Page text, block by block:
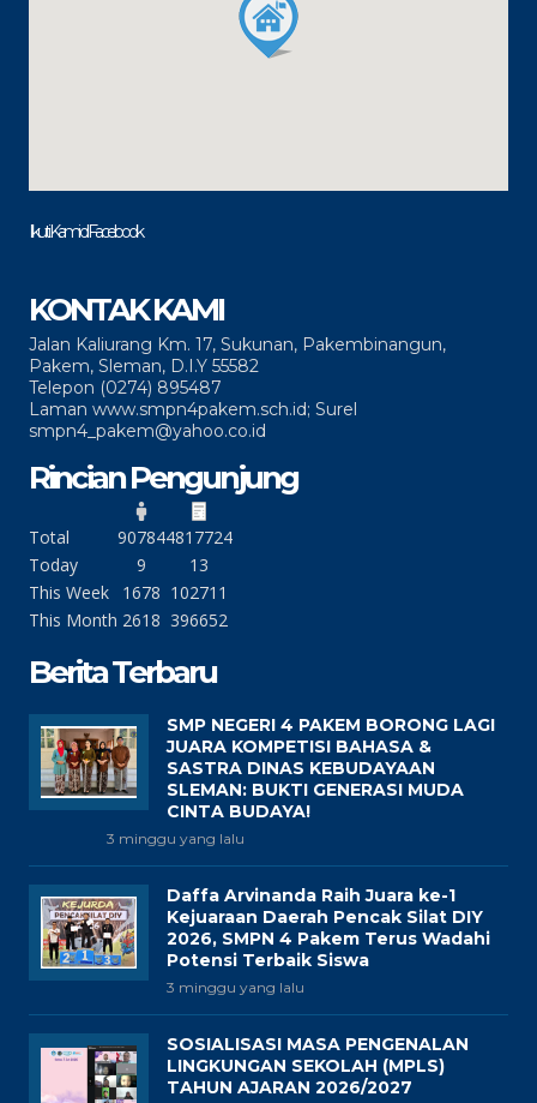
Ikuti Kami di Facebook
KONTAK KAMI
Jalan Kaliurang Km. 17, Sukunan, Pakembinangun,
Pakem, Sleman, D.I.Y 55582
Telepon (0274) 895487
Laman www.smpn4pakem.sch.id; Surel
smpn4_pakem@yahoo.co.id
Rincian Pengunjung
Total 907844817724
Today
9
13
This Week
1678 102711
This Month 2618 396652
Berita Terbaru
SMP NEGERI 4 PAKEM BORONG LAGI
JUARA KOMPETISI BAHASA &
SASTRA DINAS KEBUDAYAAN
SLEMAN: BUKTI GENERASI MUDA
CINTA BUDAYA!
3 minggu yang lalu
Daffa Arvinanda Raih Juara ke-1
Kejuaraan Daerah Pencak Silat DIY
2026, SMPN 4 Pakem Terus Wadahi
Potensi Terbaik Siswa
3 minggu yang lalu
SOSIALISASI MASA PENGENALAN
LINGKUNGAN SEKOLAH (MPLS)
TAHUN AJARAN 2026/2027